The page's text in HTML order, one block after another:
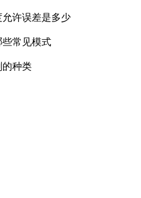
许误差是多少
常见模式
的种类